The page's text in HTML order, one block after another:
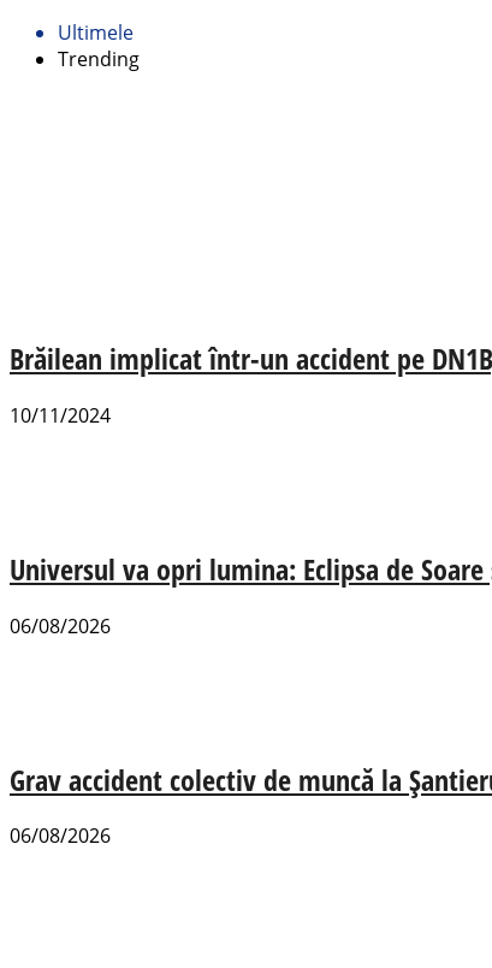
Ultimele
Trending
Brăilean implicat într-un accident pe
10/11/2024
Universul va opri lumina: Eclipsa de
06/08/2026
Grav accident colectiv de muncă la
06/08/2026